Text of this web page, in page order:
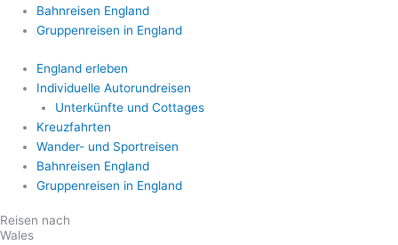
Bahnreisen England
Gruppenreisen in England
England erleben
Individuelle Autorundreisen
Unterkünfte und Cottages
Kreuzfahrten
Wander- und Sportreisen
Bahnreisen England
Gruppenreisen in England
Reisen nach
Wales